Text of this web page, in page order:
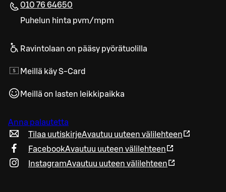
010 76 64650
Puhelun hinta pvm/mpm
Ravintolaan on pääsy pyörätuolilla
Meillä käy S-Card
Meillä on lasten leikkipaikka
Anna palautetta
Tilaa uutiskirjeAvautuu uuteen välilehteen
FacebookAvautuu uuteen välilehteen
InstagramAvautuu uuteen välilehteen